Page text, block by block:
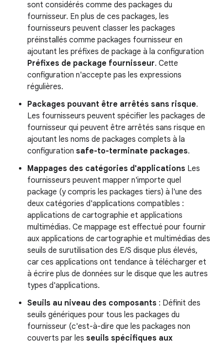
sont considérés comme des packages du
fournisseur. En plus de ces packages, les
fournisseurs peuvent classer les packages
préinstallés comme packages fournisseur en
ajoutant les préfixes de package à la configuration
Préfixes de package fournisseur. Cette
configuration n'accepte pas les expressions
régulières.
Packages pouvant être arrêtés sans risque.
Les fournisseurs peuvent spécifier les packages de
fournisseur qui peuvent être arrêtés sans risque en
ajoutant les noms de packages complets à la
configuration safe-to-terminate packages.
Mappages des catégories d'applications Les
fournisseurs peuvent mapper n'importe quel
package (y compris les packages tiers) à l'une des
deux catégories d'applications compatibles :
applications de cartographie et applications
multimédias. Ce mappage est effectué pour fournir
aux applications de cartographie et multimédias des
seuils de surutilisation des E/S disque plus élevés,
car ces applications ont tendance à télécharger et
à écrire plus de données sur le disque que les autres
types d'applications.
Seuils au niveau des composants : Définit des
seuils génériques pour tous les packages du
fournisseur (c'est-à-dire que les packages non
couverts par les seuils spécifiques aux